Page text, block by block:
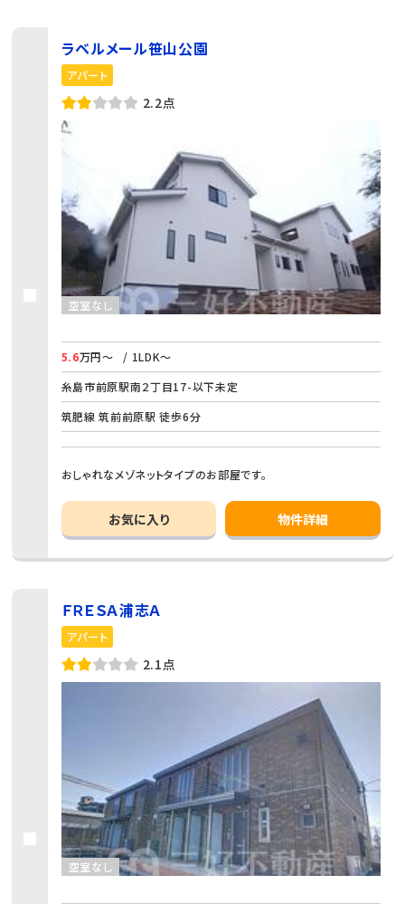
ラベルメール笹山公園
アパート
2.2点
空室なし
5.6万円～
/ 1LDK～
糸島市前原駅南２丁目17-以下未定
筑肥線 筑前前原駅 徒歩6分
おしゃれなメゾネットタイプのお部屋です。
お気に入り 物件詳細
ＦＲＥＳＡ浦志Ａ
アパート
2.1点
空室なし